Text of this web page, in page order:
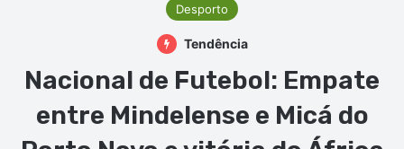
Desporto
Tendência
Nacional de Futebol: Empate
entre Mindelense e Micá do